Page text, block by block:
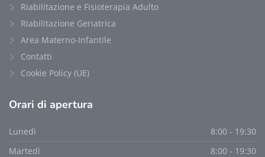
Riabilitazione e Fisioterapia Adulto
Riabilitazione Geriatrica
Area Materno-Infantile
Contatti
Cookie Policy (UE)
Orari di apertura
Lunedì
8:00 - 19:30
Martedì
8:00 - 19:30